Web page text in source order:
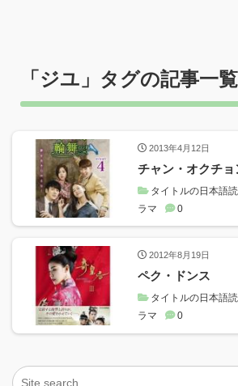
「ジユ 」タグの記事一覧
2013年4月12日
チャン・オクチ
タイトルの日本語
ラマ
0
2012年8月19日
ペク・ドンス
タイトルの日本語
ラマ
0